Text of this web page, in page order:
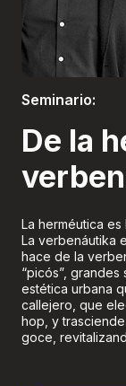
Seminario:
De la
La herméutica
La verbenáutika
hace de la
“picós”,
estética urbana
callejero, que
hop, y
goce,